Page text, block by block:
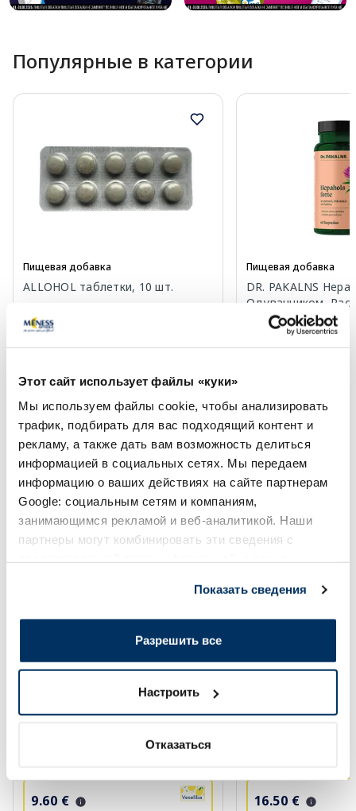
Этот сайт использует файлы «куки»
Мы используем файлы cookie, чтобы анализировать
трафик, подбирать для вас подходящий контент и
рекламу, а также дать вам возможность делиться
информацией в социальных сетях. Мы передаем
информацию о ваших действиях на сайте партнерам
Google: социальным сетям и компаниям,
занимающимся рекламой и веб-аналитикой. Наши
партнеры могут комбинировать эти сведения с
Показать сведения
Разрешить все
Настроить
Отказаться
Популярные в категории
Пищевая добавка
ALLOHOL таблетки, 10 шт.
2.49 €
Пищевая добавка
DR. PAKALNS
Одуванчиком,
Холином капсулы,
17.29 €
Page 1 of 10
Солнечная защита летом ☀️
9.60 €
-50%
16.50 €